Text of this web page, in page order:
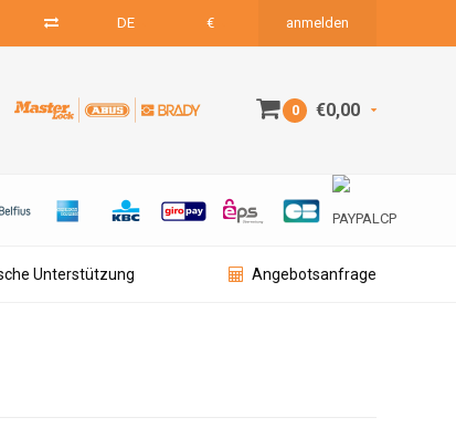
DE € anmelden
0 €0,00
Unterstützung Angebotsanfrage